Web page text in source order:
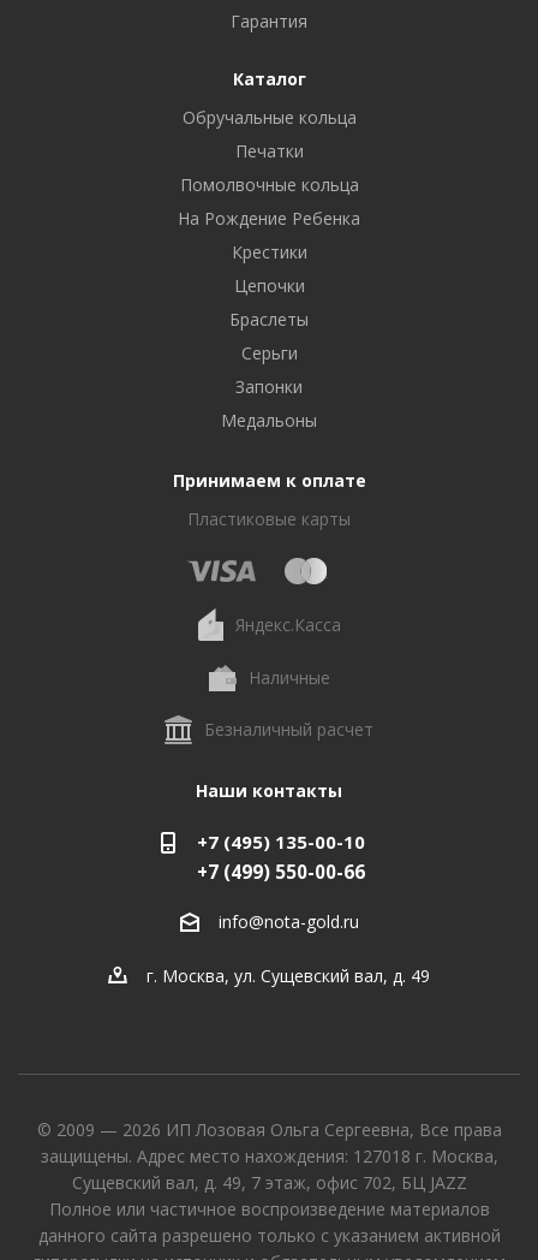
Гарантия
Каталог
Обручальные кольца
Печатки
Помолвочные кольца
На Рождение Ребенка
Крестики
Цепочки
Браслеты
Серьги
Запонки
Медальоны
Принимаем к оплате
Пластиковые карты
Яндекс.Касса
Наличные
Безналичный расчет
Наши контакты
+7 (495) 135-00-10
+7 (499) 550-00-66
info@nota-gold.ru
г. Москва, ул. Сущевский вал, д. 49
© 2009 — 2026 ИП Лозовая Ольга Сергеевна, Все права
защищены. Адрес место нахождения: 127018 г. Москва,
Сущевский вал, д. 49, 7 этаж, офис 702, БЦ JAZZ
Полное или частичное воспроизведение материалов
данного сайта разрешено только с указанием активной